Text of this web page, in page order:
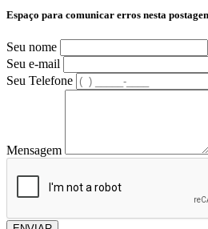
Espaço para comunicar erros nesta
Seu nome
Seu e-mail
Seu Telefone
Mensagem